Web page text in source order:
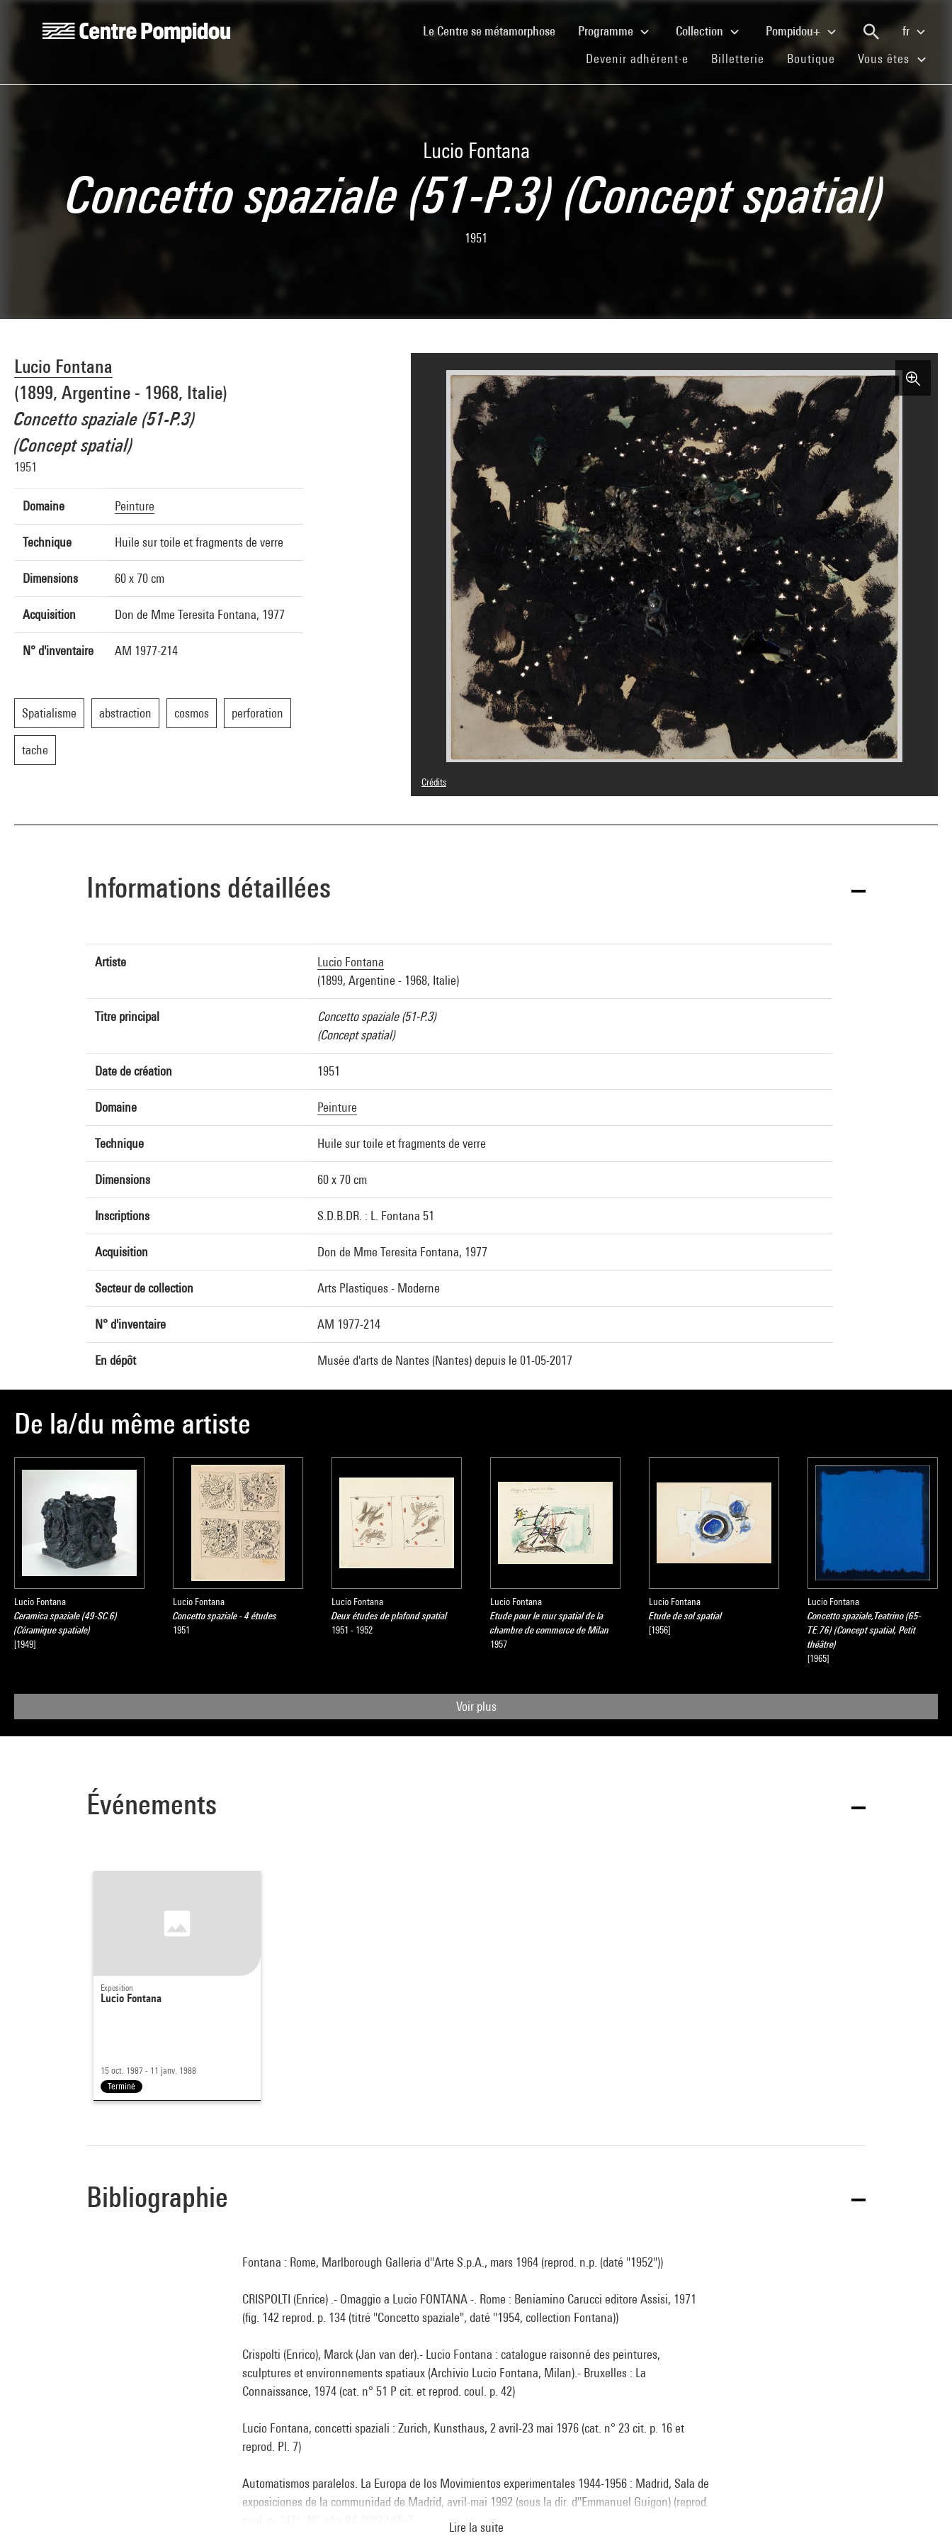
Le Centre se métamorphose(current)Programme Collection Pompidou+
fr
Devenir adhérent·e (current)
Billetterie (current)
Boutique(current)Vous êtes
Lucio Fontana
Concetto spaziale (51-P.3) (Concept spatial)
1951
Lucio Fontana
(1899, Argentine - 1968, Italie)
Concetto spaziale (51-P.3)
(Concept spatial)
1951
Domaine Peinture
Technique Huile sur toile et fragments de verre
Dimensions 60 x 70 cm
Acquisition Don de Mme Teresita Fontana, 1977
N° d'inventaire AM 1977-214
Spatialisme abstraction cosmos perforation
tache
Crédits
© Fondation Lucio Fontana, Milano / by SIAE / Adagp, Paris
Réf. image : 4R10251 [1986 CX 0243]
Informations détaillées
Artiste
Lucio Fontana
(1899, Argentine - 1968, Italie)
Titre principal
Concetto spaziale (51-P.3)
(Concept spatial)
Date de création 1951
Domaine Peinture
Technique Huile sur toile et fragments de verre
Dimensions 60 x 70 cm
Inscriptions S.D.B.DR. : L. Fontana 51
Acquisition Don de Mme Teresita Fontana, 1977
Secteur de collection Arts Plastiques - Moderne
N° d'inventaire AM 1977-214
En dépôt Musée d'arts de Nantes (Nantes) depuis le 01-05-2017
De la/du même artiste
Lucio Fontana
Ceramica spaziale (49-SC.6)
(Céramique spatiale)
[1949]
Lucio Fontana
Concetto spaziale - 4 études
1951
Lucio Fontana
Deux études de plafond spatial
1951 - 1952
Lucio Fontana
Etude pour le mur spatial de la
chambre de commerce de Milan
1957
Lucio Fontana
Etude de sol spatial
[1956]
Lucio Fontana
Concetto spaziale,Teatrino (65-
TE.76) (Concept spatial, Petit
théâtre)
[1965]
Voir plus
Événements
Exposition
Lucio Fontana
15 oct. 1987 - 11 janv. 1988
Terminé
Bibliographie
Fontana : Rome, Marlborough Galleria d''Arte S.p.A., mars 1964 (reprod. n.p. (daté "1952"))
CRISPOLTI (Enrice) .- Omaggio a Lucio FONTANA -. Rome : Beniamino Carucci editore Assisi, 1971
(fig. 142 reprod. p. 134 (titré "Concetto spaziale", daté "1954, collection Fontana))
Crispolti (Enrico), Marck (Jan van der).- Lucio Fontana : catalogue raisonné des peintures,
sculptures et environnements spatiaux (Archivio Lucio Fontana, Milan).- Bruxelles : La
Connaissance, 1974 (cat. n° 51 P cit. et reprod. coul. p. 42)
Lucio Fontana, concetti spaziali : Zurich, Kunsthaus, 2 avril-23 mai 1976 (cat. n° 23 cit. p. 16 et
reprod. Pl. 7)
Automatismos paralelos. La Europa de los Movimientos experimentales 1944-1956 : Madrid, Sala de
exposiciones de la communidad de Madrid, avril-mai 1992 (sous la dir. d''Emmanuel Guigon) (reprod.
Lire la suite